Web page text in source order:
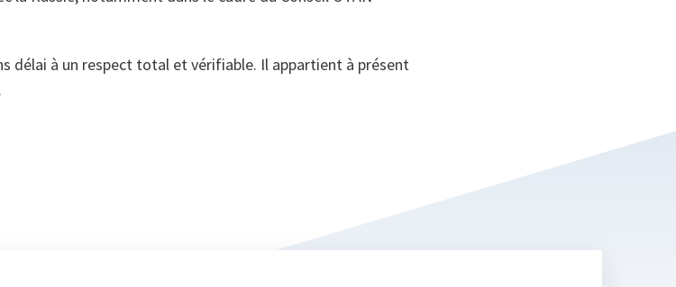
délai à un respect total et vérifiable. Il appartient à présent